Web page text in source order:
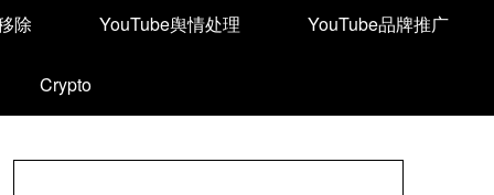
除 YouTube舆情处理 YouTube品牌推广
Crypto